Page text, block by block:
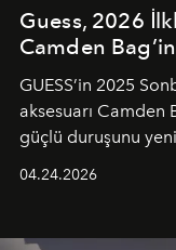
Guess, 2026
Camden
GUESS’in 2025
aksesuarı Camden
güçlü duruşunu
04.24.2026